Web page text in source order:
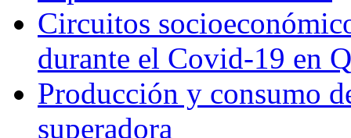
Circuitos
durante el Covid-19 en
Producción y consumo
superadora